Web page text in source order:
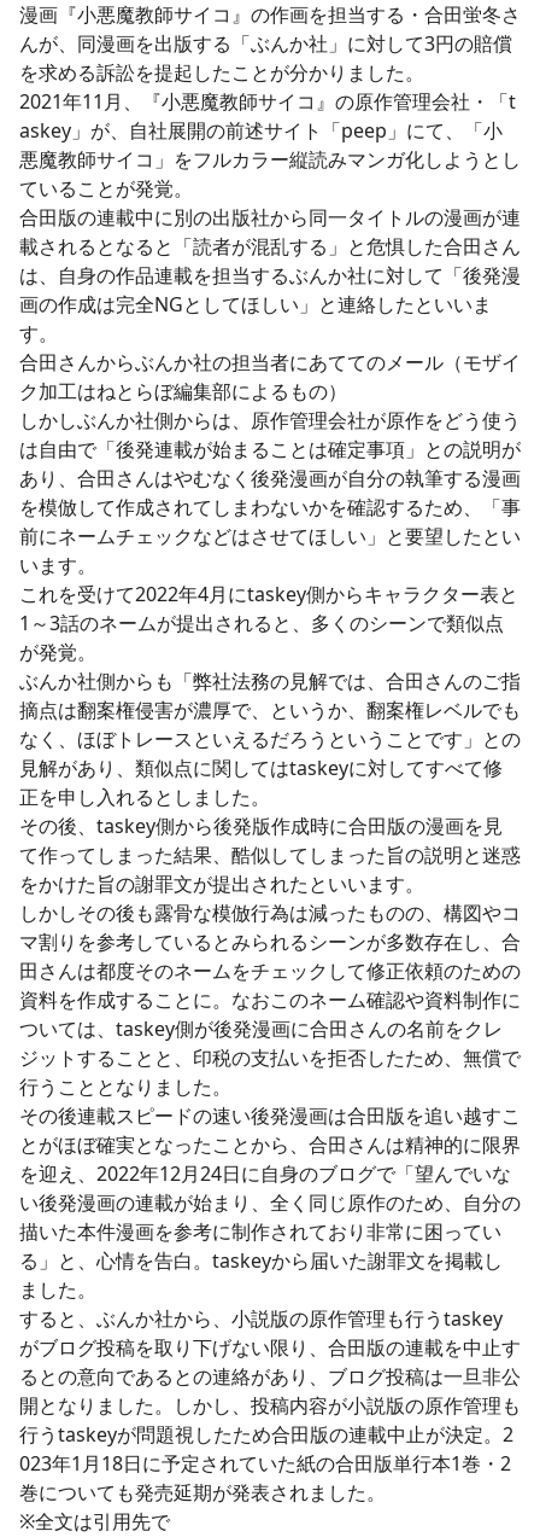
漫画『小悪魔教師サイコ』の作画を担当する・合田蛍冬さ
んが、同漫画を出版する「ぶんか社」に対して3円の賠償
を求める訴訟を提起したことが分かりました。
2021年11月、『小悪魔教師サイコ』の原作管理会社・「t
askey」が、自社展開の前述サイト「peep」にて、「小
悪魔教師サイコ」をフルカラー縦読みマンガ化しようとし
ていることが発覚。
合田版の連載中に別の出版社から同一タイトルの漫画が連
載されるとなると「読者が混乱する」と危惧した合田さん
は、自身の作品連載を担当するぶんか社に対して「後発漫
画の作成は完全NGとしてほしい」と連絡したといいま
す。
合田さんからぶんか社の担当者にあててのメール（モザイ
ク加工はねとらぼ編集部によるもの）
しかしぶんか社側からは、原作管理会社が原作をどう使う
は自由で「後発連載が始まることは確定事項」との説明が
あり、合田さんはやむなく後発漫画が自分の執筆する漫画
を模倣して作成されてしまわないかを確認するため、「事
前にネームチェックなどはさせてほしい」と要望したとい
います。
これを受けて2022年4月にtaskey側からキャラクター表と
1～3話のネームが提出されると、多くのシーンで類似点
が発覚。
ぶんか社側からも「弊社法務の見解では、合田さんのご指
摘点は翻案権侵害が濃厚で、というか、翻案権レベルでも
なく、ほぼトレースといえるだろうということです」との
見解があり、類似点に関してはtaskeyに対してすべて修
正を申し入れるとしました。
その後、taskey側から後発版作成時に合田版の漫画を見
て作ってしまった結果、酷似してしまった旨の説明と迷惑
をかけた旨の謝罪文が提出されたといいます。
しかしその後も露骨な模倣行為は減ったものの、構図やコ
マ割りを参考しているとみられるシーンが多数存在し、合
田さんは都度そのネームをチェックして修正依頼のための
資料を作成することに。なおこのネーム確認や資料制作に
ついては、taskey側が後発漫画に合田さんの名前をクレ
ジットすることと、印税の支払いを拒否したため、無償で
行うこととなりました。
その後連載スピードの速い後発漫画は合田版を追い越すこ
とがほぼ確実となったことから、合田さんは精神的に限界
を迎え、2022年12月24日に自身のブログで「望んでいな
い後発漫画の連載が始まり、全く同じ原作のため、自分の
描いた本件漫画を参考に制作されており非常に困ってい
る」と、心情を告白。taskeyから届いた謝罪文を掲載し
ました。
すると、ぶんか社から、小説版の原作管理も行うtaskey
がブログ投稿を取り下げない限り、合田版の連載を中止す
るとの意向であるとの連絡があり、ブログ投稿は一旦非公
開となりました。しかし、投稿内容が小説版の原作管理も
行うtaskeyが問題視したため合田版の連載中止が決定。2
023年1月18日に予定されていた紙の合田版単行本1巻・2
巻についても発売延期が発表されました。
※全文は引用先で